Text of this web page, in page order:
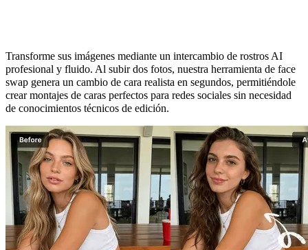
Transforme sus imágenes mediante un intercambio de rostros AI
profesional y fluido. Al subir dos fotos, nuestra herramienta de face
swap genera un cambio de cara realista en segundos, permitiéndole
crear montajes de caras perfectos para redes sociales sin necesidad
de conocimientos técnicos de edición.